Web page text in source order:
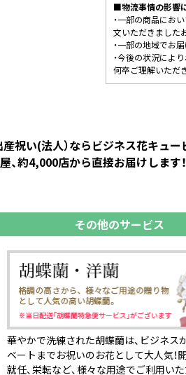
■物流事情の影響
・一部の商品にお
文いただきました
・一部の地域でお
・今後の状況によ
何卒ご理解いただ
祝い(法人）ならビジネス花キュ
、約4,000店から直接お届けします！
その他のサービス
華やかで洗練された胡蝶蘭は、ビジネス
ベートまでお祝いのお花として大人気！開
就任、栄転など、様々な用途でご利用いた